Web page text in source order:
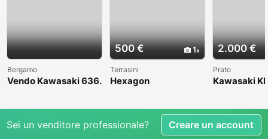
Bergamo
Vendo Kawasaki 636.
500 € 1
Terrasini
Hexagon
2.000 €
Prato
Kawasaki
Sei un venditore professionale? Creare un account